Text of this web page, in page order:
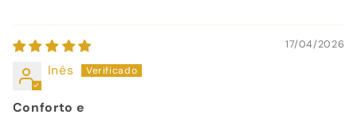
17/04/2026
Inês
Conforto e